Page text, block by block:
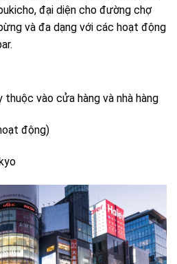
đại diện cho đường chợ
và đa dạng với các hoạt động
vào cửa hàng và nhà hàng
động)